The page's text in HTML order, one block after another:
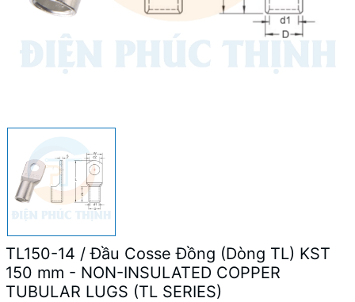
TL150-14 / Đầu Cosse Đồng (Dòng TL) KST
150 mm - NON-INSULATED COPPER
TUBULAR LUGS (TL SERIES)